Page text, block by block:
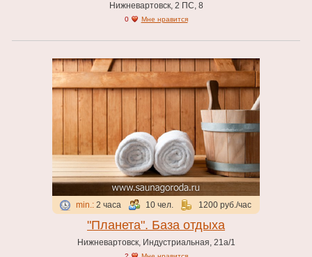
Русская баня
Финская сауна
Дополнительные услуги
Гидромассаж
Кальян
Кафе, бар
Настольный теннис
Турецкая (хаммам)
Нижневартовск, 2 ПС, 8
0 Мне нравится
min.:2 часа 10 чел. 1200 руб./час
"Планета". База отдыха
Нижневартовск, Индустриальная, 21а/1